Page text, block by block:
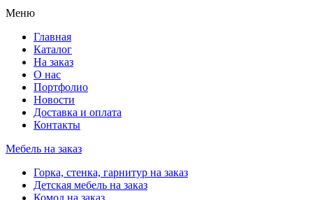
Меню
Главная
Каталог
На заказ
О нас
Портфолио
Новости
Доставка и оплата
Контакты
Мебель на заказ
Горка, стенка, гарнитур на заказ
Детская мебель на заказ
Комод на заказ